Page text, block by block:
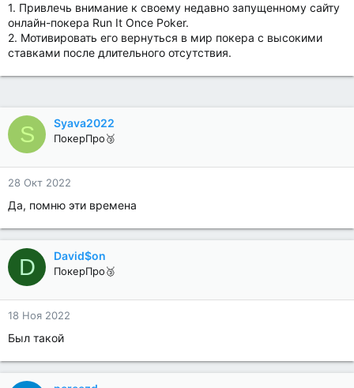
1. Привлечь внимание к своему недавно запущенному сайту
онлайн-покера Run It Once Poker.
2. Мотивировать его вернуться в мир покера с высокими
ставками после длительного отсутствия.
S Syava2022
ПокерПро🥉
28 Окт 2022
Да, помню эти времена
D David$on
ПокерПро🥉
18 Ноя 2022
Был такой